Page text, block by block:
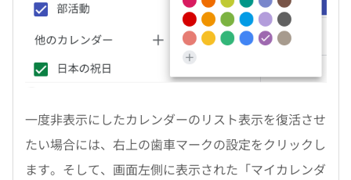
一度非表示にしたカレンダーのリスト表示を復活させ
たい場合には、右上の歯車マークの設定をクリックし
ます。そして、画面左側に表示された「マイカレンダ